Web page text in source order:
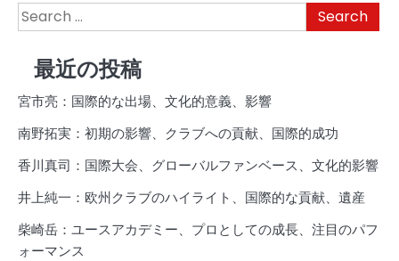
Search
for:
最近の投稿
宮市亮：国際的な出場、文化的意義、影響
南野拓実：初期の影響、クラブへの貢献、国際的成功
香川真司：国際大会、グローバルファンベース、文化的影響
井上純一：欧州クラブのハイライト、国際的な貢献、遺産
柴崎岳：ユースアカデミー、プロとしての成長、注目のパフ
ォーマンス